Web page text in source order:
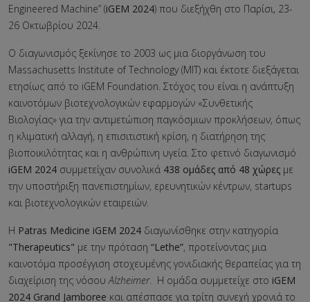
Engineered Machine” (iGEM 2024) που διεξήχθη στo Παρίσι, 23-
26 Οκτωβρίου 2024.
Ο διαγωνισμός ξεκίνησε το 2003 ως μια διοργάνωση του
Massachusetts Institute of Technology (MIT) και έκτοτε διεξάγεται
ετησίως από το iGEM Foundation. Στόχος του είναι η ανάπτυξη
καινοτόμων βιοτεχνολογικών εφαρμογών «Συνθετικής
Βιολογίας» για την αντιμετώπιση παγκόσμιων προκλήσεων, όπως
η κλιματική αλλαγή, η επισιτιστική κρίση, η διατήρηση της
βιοποικιλότητας και η ανθρώπινη υγεία. Στο φετινό διαγωνισμό
iGEM 2024 συμμετείχαν συνολικά 438 ομάδες από 48 χώρες με
την υποστήριξη πανεπιστημίων, ερευνητικών κέντρων, startups
και βιοτεχνολογικών εταιρειών.
Η Patras Medicine iGEM 2024 διαγωνίσθηκε στην κατηγορία
"Therapeutics" με την πρόταση “Lethe”, προτείνοντας μια
καινοτόμα προσέγγιση στοχευμένης γονιδιακής θεραπείας για τη
διαχείριση της νόσουAlzheimer. Η ομάδα συμμετείχε στο iGEM
2024 Grand Jamboree και απέσπασε για τρίτη συνεχή χρονιά το